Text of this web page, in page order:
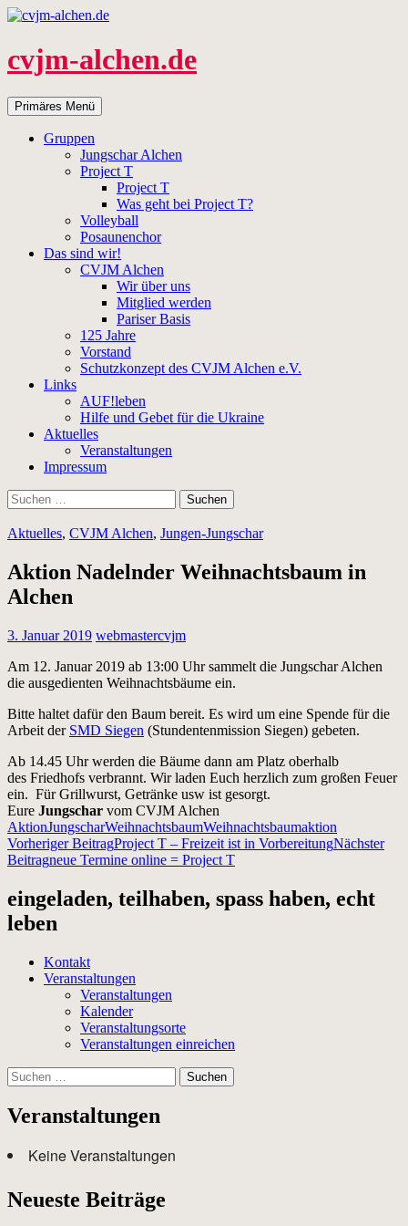
Zum
springen
cvjm-alchen.de
Suchen
Primäres Menü
Gruppen
Jungschar Alchen
Project T
Project T
Was geht bei Project T?
Volleyball
Posaunenchor
Das sind wir!
CVJM Alchen
Wir über uns
Mitglied werden
Pariser Basis
125 Jahre
Vorstand
Schutzkonzept des CVJM Alchen e.V.
Links
AUF!leben
Hilfe und Gebet für die Ukraine
Aktuelles
Veranstaltungen
Impressum
Suchen
nach:
Aktuelles, CVJM Alchen, Jungen-Jungschar
Aktion Nadelnder Weihnachtsbaum in
Alchen
3. Januar 2019 webmastercvjm
Am 12. Januar 2019 ab 13:00 Uhr sammelt die Jungschar Alchen
die ausgedienten Weihnachtsbäume ein.
Bitte haltet dafür den Baum bereit. Es wird um eine Spende für die
Arbeit der SMD Siegen (Stundentenmission Siegen) gebeten.
Ab 14.45 Uhr werden die Bäume dann am Platz oberhalb
des Friedhofs verbrannt. Wir laden Euch herzlich zum großen Feuer
ein. Für Grillwurst, Getränke usw ist gesorgt.
Eure Jungschar vom CVJM Alchen
AktionJungscharWeihnachtsbaumWeihnachtsbaumaktion
Beitragsnavigation
Vorheriger BeitragProject T – Freizeit ist in VorbereitungNächster
Beitragneue Termine online = Project T
eingeladen, teilhaben, spass haben, echt
leben
Kontakt
Veranstaltungen
Veranstaltungen
Kalender
Veranstaltungsorte
Veranstaltungen einreichen
Suchen
nach:
Veranstaltungen
Keine Veranstaltungen
Neueste Beiträge